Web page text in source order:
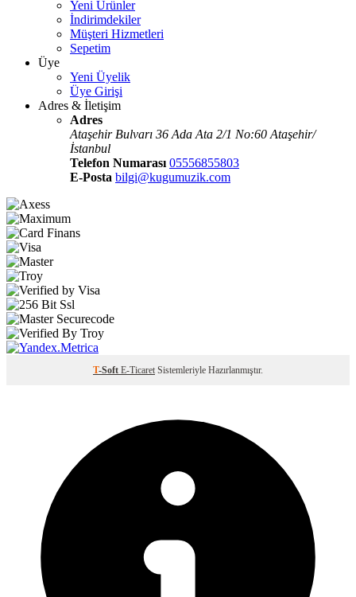
Yeni Ürünler
İndirimdekiler
Müşteri Hizmetleri
Sepetim
Üye
Yeni Üyelik
Üye Girişi
Adres & İletişim
Adres
Ataşehir Bulvarı 36 Ada Ata 2/1 No:60 Ataşehir/
İstanbul
Telefon Numarası 05556855803
E-Posta bilgi@kugumuzik.com
T-Soft E-Ticaret Sistemleriyle Hazırlanmıştır.